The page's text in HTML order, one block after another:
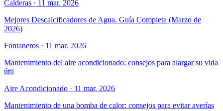
Calderas · 11 mar. 2026
Mejores Descalcificadores de Agua. Guía Completa (Marzo de
2026)
Fontaneros · 11 mar. 2026
Mantenimiento del aire acondicionado: consejos para alargar su vida
útil
Aire Acondicionado · 11 mar. 2026
Mantenimiento de una bomba de calor: consejos para evitar averías